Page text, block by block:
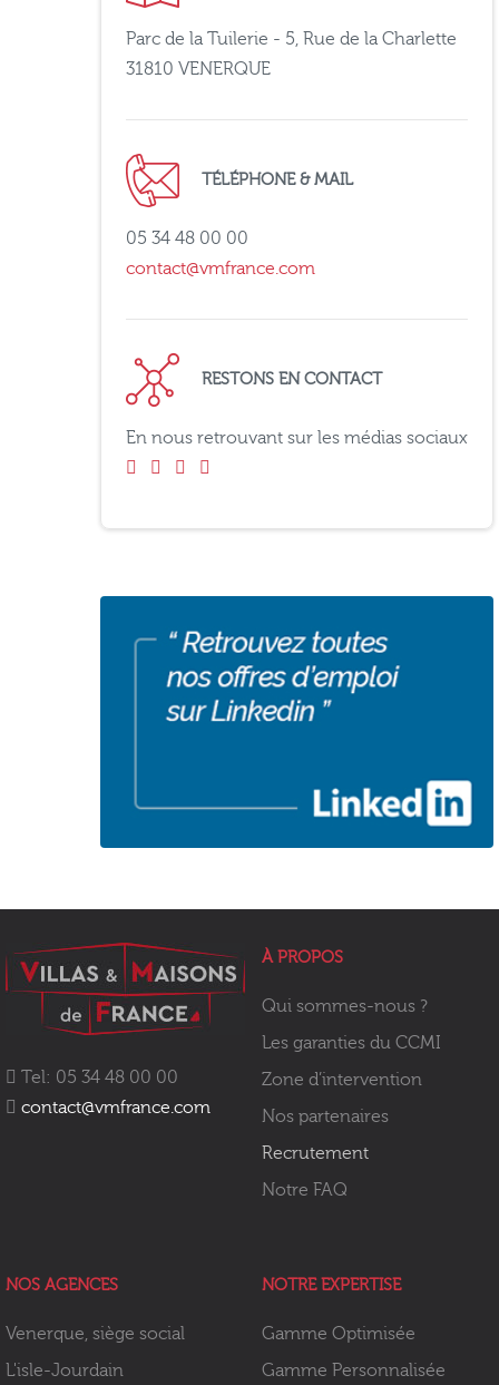
Parc de la Tuilerie - 5, Rue de la Charlette
31810 VENERQUE
TÉLÉPHONE & MAIL
05 34 48 00 00
contact@vmfrance.com
RESTONS EN CONTACT
En nous retrouvant sur les médias sociaux
Tel: 05 34 48 00 00
contact@vmfrance.com
À PROPOS
Qui sommes-nous ?
Les garanties du CCMI
Zone d’intervention
Nos partenaires
Recrutement
Notre FAQ
NOS AGENCES
Venerque, siège social
L'isle-Jourdain
NOTRE EXPERTISE
Gamme Optimisée
Gamme Personnalisée